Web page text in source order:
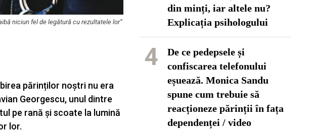
niciun fel de legătură cu rezultatele lor”
părinților noștri nu era
Georgescu, unul dintre
pe rană și scoate la lumină
lor.
din minți, iar altele nu?
Explicația psihologului
4
De ce pedepsele și
confiscarea telefonului
eșuează. Monica Sandu
spune cum trebuie să
reacționeze părinții în fața
dependenței / video